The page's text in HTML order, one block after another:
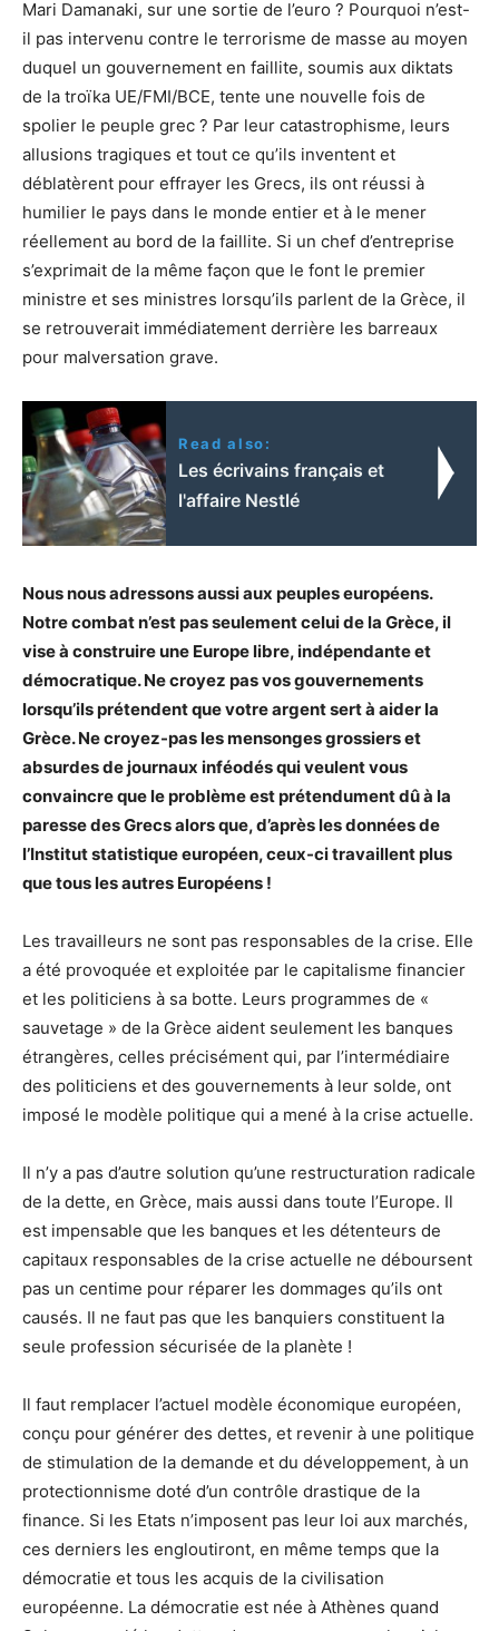
Mari Damanaki, sur une sortie de l’euro ? Pourquoi n’est-
il pas intervenu contre le terrorisme de masse au moyen
duquel un gouvernement en faillite, soumis aux diktats
de la troïka UE/FMI/BCE, tente une nouvelle fois de
spolier le peuple grec ? Par leur catastrophisme, leurs
allusions tragiques et tout ce qu’ils inventent et
déblatèrent pour effrayer les Grecs, ils ont réussi à
humilier le pays dans le monde entier et à le mener
réellement au bord de la faillite. Si un chef d’entreprise
s’exprimait de la même façon que le font le premier
ministre et ses ministres lorsqu’ils parlent de la Grèce, il
se retrouverait immédiatement derrière les barreaux
pour malversation grave.
Read also:
Les écrivains français et
l'affaire Nestlé
Nous nous adressons aussi aux peuples européens.
Notre combat n’est pas seulement celui de la Grèce, il
vise à construire une Europe libre, indépendante et
démocratique. Ne croyez pas vos gouvernements
lorsqu’ils prétendent que votre argent sert à aider la
Grèce. Ne croyez-pas les mensonges grossiers et
absurdes de journaux inféodés qui veulent vous
convaincre que le problème est prétendument dû à la
paresse des Grecs alors que, d’après les données de
l’Institut statistique européen, ceux-ci travaillent plus
que tous les autres Européens !
Les travailleurs ne sont pas responsables de la crise. Elle
a été provoquée et exploitée par le capitalisme financier
et les politiciens à sa botte. Leurs programmes de «
sauvetage » de la Grèce aident seulement les banques
étrangères, celles précisément qui, par l’intermédiaire
des politiciens et des gouvernements à leur solde, ont
imposé le modèle politique qui a mené à la crise actuelle.
Il n’y a pas d’autre solution qu’une restructuration radicale
de la dette, en Grèce, mais aussi dans toute l’Europe. Il
est impensable que les banques et les détenteurs de
capitaux responsables de la crise actuelle ne déboursent
pas un centime pour réparer les dommages qu’ils ont
causés. Il ne faut pas que les banquiers constituent la
seule profession sécurisée de la planète !
Il faut remplacer l’actuel modèle économique européen,
conçu pour générer des dettes, et revenir à une politique
de stimulation de la demande et du développement, à un
protectionnisme doté d’un contrôle drastique de la
finance. Si les Etats n’imposent pas leur loi aux marchés,
ces derniers les engloutiront, en même temps que la
démocratie et tous les acquis de la civilisation
européenne. La démocratie est née à Athènes quand